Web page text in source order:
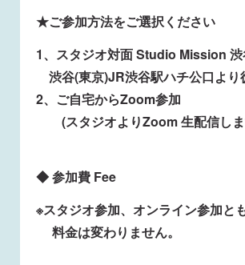
★ご参加方法をご選択ください
1、スタジオ対面 Studio Mission
渋谷(東京)JR渋谷駅ハチ公口より
2、ご自宅からZoom参加
(スタジオよりZoom 生配信し
◆ 参加費 Fee
※スタジオ参加、オンライン参加と
料金は変わりません。